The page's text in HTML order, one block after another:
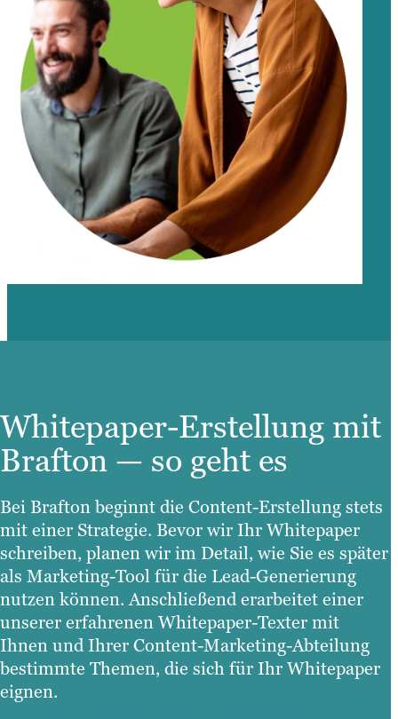
Whitepaper-Erstellung mit
Brafton — so geht es
Bei Brafton beginnt die Content-Erstellung stets
mit einer Strategie. Bevor wir Ihr Whitepaper
schreiben, planen wir im Detail, wie Sie es später
als Marketing-Tool für die Lead-Generierung
nutzen können. Anschließend erarbeitet einer
unserer erfahrenen Whitepaper-Texter mit
Ihnen und Ihrer Content-Marketing-Abteilung
bestimmte Themen, die sich für Ihr Whitepaper
eignen.